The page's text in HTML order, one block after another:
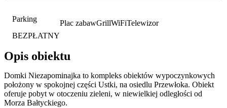
Parking
BEZPŁATNY
Plac zabawGrillWiFiTelewizor
Opis obiektu
Domki Niezapominajka to kompleks obiektów wypoczynkowych
położony w spokojnej części Ustki, na osiedlu Przewłoka. Obiekt
oferuje pobyt w otoczeniu zieleni, w niewielkiej odległości od
Morza Bałtyckiego.